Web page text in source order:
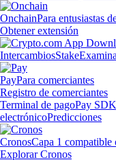
OnchainPara entusiastas
Obtener extensión
IntercambiosStake
PayPara comerciantes
Registro de comerciantes
Terminal de pagoPay SDK
electrónicoPredicciones
CronosCapa 1
Explorar Cronos